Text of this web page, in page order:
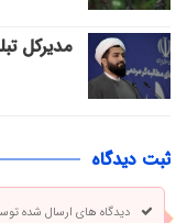
مدیرکل
ثبت دیدگاه
دیدگاه های ارسال شده